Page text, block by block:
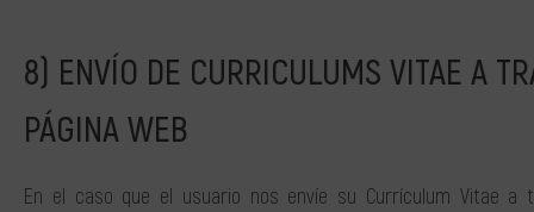
ENVÍO DE CURRICULUMS VITAE A
PÁGINA WEB
En el caso que el usuario nos envíe su Currículum Vitae a